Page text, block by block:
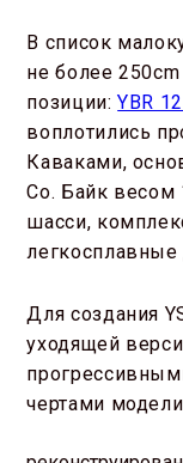
В список
не более
позиции:YBR
воплотились
Каваками,
Co. Байк весом
шасси,
легкосплавные
Для создания
уходящей
чертами модели